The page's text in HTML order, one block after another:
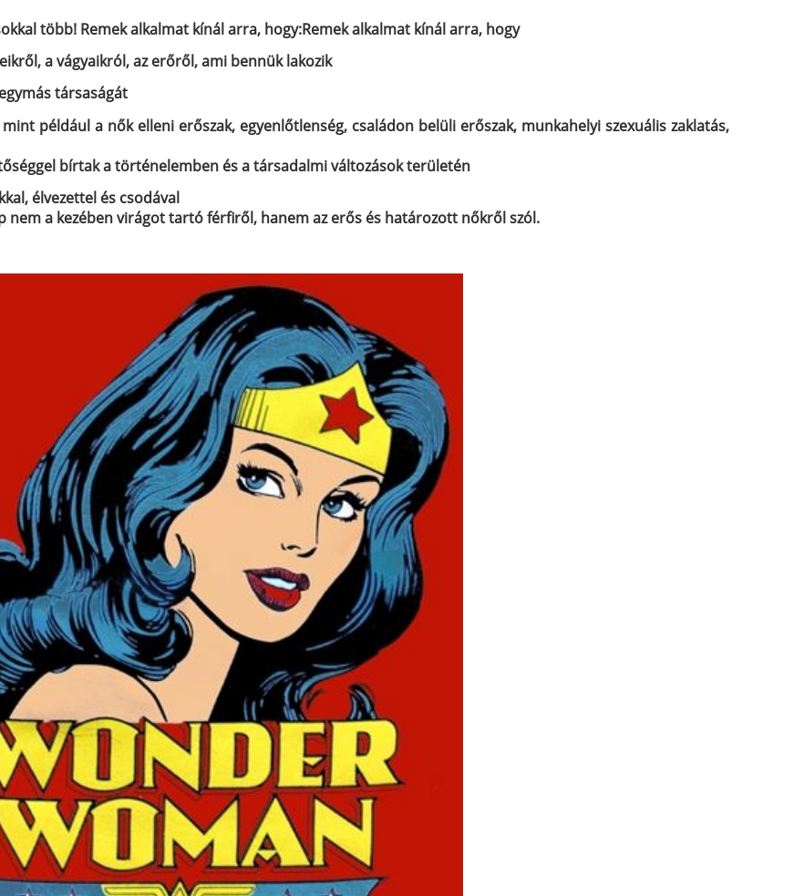
több! Remek alkalmat kínál arra, hogy:Remekalkalmat kínál arra, hogy
a vágyaikról, az erőről, ami bennük lakozik
társaságát
például a nők elleni erőszak, egyenlőtlenség, családon belüli erőszak, munkahelyi szexuális zaklatás,
bírtak a történelemben és a társadalmi változások területén
élvezettel és csodával
nem a kezében virágot tartó férfiről, hanem az erős és határozott nőkről szól.